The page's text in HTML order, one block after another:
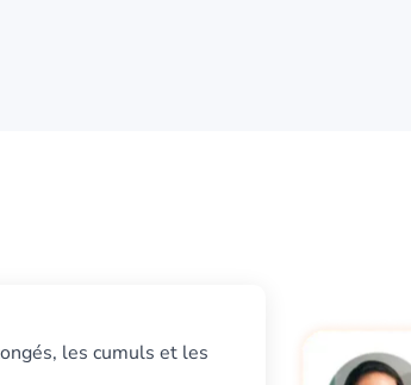
les cumuls et les